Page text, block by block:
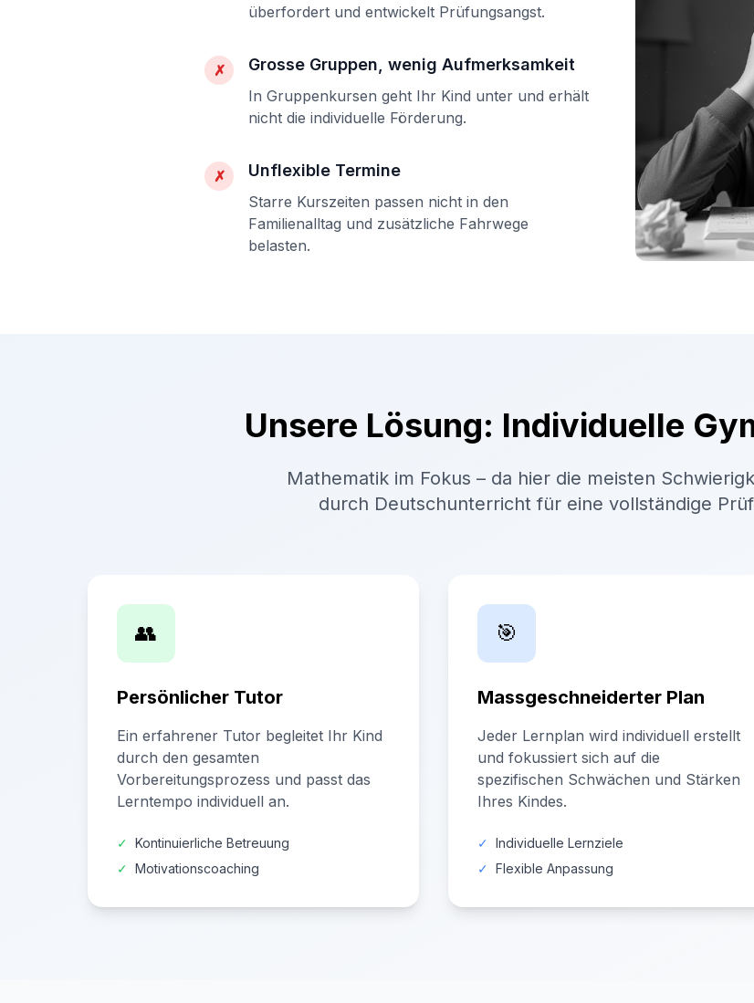
überfordert und entwickelt Prüfungsangst.
✗ Grosse Gruppen, wenig Aufmerksamkeit
In Gruppenkursen geht Ihr Kind unter und erhält
nicht die individuelle Förderung.
✗ Unflexible Termine
Starre Kurszeiten passen nicht in den
Familienalltag und zusätzliche Fahrwege
belasten.
Unsere Lösung: Individuelle
Mathematik im Fokus – da hier die meisten
durch Deutschunterricht für eine vollständige
👥
Persönlicher Tutor
Ein erfahrener Tutor begleitet Ihr Kind
durch den gesamten
Vorbereitungsprozess und passt das
Lerntempo individuell an.
✓ Kontinuierliche Betreuung
✓ Motivationscoaching
🎯
Massgeschneiderter Plan
Jeder Lernplan wird individuell erstellt
und fokussiert sich auf die
spezifischen Schwächen und Stärken
Ihres Kindes.
✓ Individuelle Lernziele
✓ Flexible Anpassung